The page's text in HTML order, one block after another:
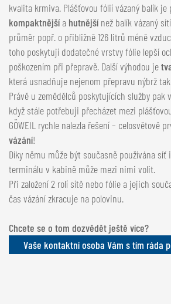
kvalita krmiva. Plášťovou fólií vázaný balík je
kompaktnější a hutnější než balík vázaný
průměr popř. o přibližně 126 litrů méně
toho poskytují dodatečné vrstvy fólie lepší
poškozením při přepravě. Další výhodou je
která usnadňuje nejenom přepravu nýbrž
Právě u zemědělců poskytujících služby pak
když stále potřebuji přecházet mezi
GÖWEIL rychle nalezla řešení – celosvětově
vázání!
Díky němu může být současně používána
terminálu v kabině může mezi nimi volit.
Při založení 2 rolí sítě nebo fólie a jejich
čas vázání zkracuje na polovinu.
Chcete se o tom dozvědět ještě více?
Vaše kontaktní osoba Vám s tím ráda